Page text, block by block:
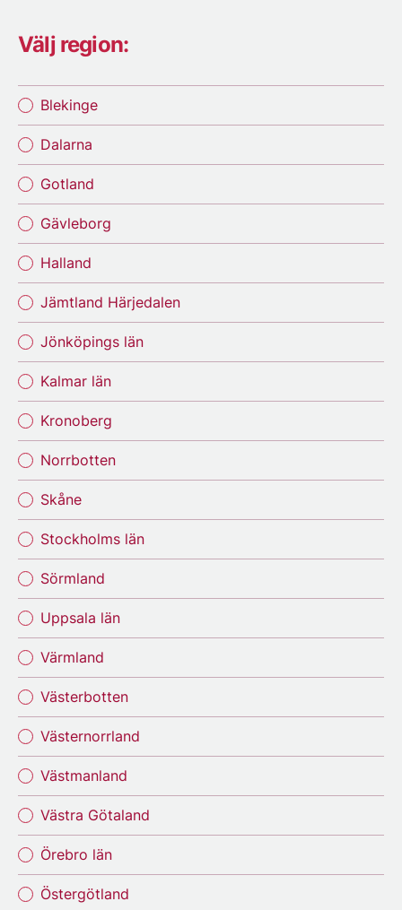
Välj region:
Blekinge
Dalarna
Gotland
Gävleborg
Halland
Jämtland Härjedalen
Jönköpings län
Kalmar län
Kronoberg
Norrbotten
Skåne
Stockholms län
Sörmland
Uppsala län
Värmland
Västerbotten
Västernorrland
Västmanland
Västra Götaland
Örebro län
Östergötland